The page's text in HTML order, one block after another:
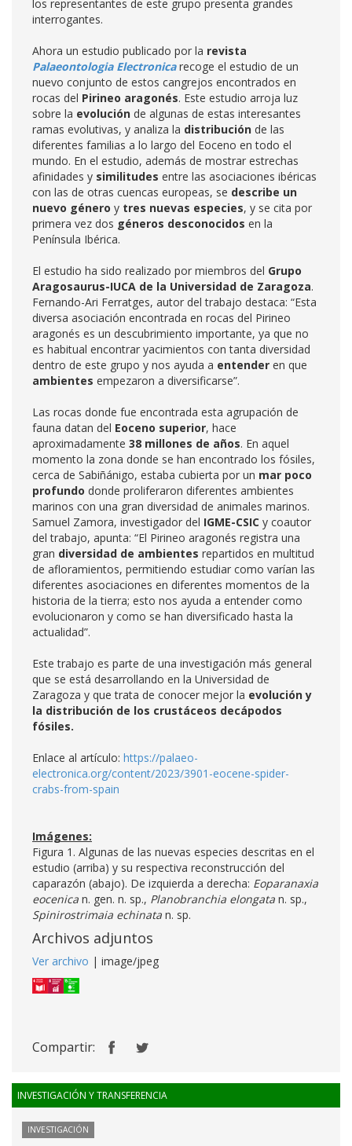
los representantes de este grupo presenta grandes
interrogantes.
Ahora un estudio publicado por la revista
Palaeontologia Electronicarecoge el estudio de un
nuevo conjunto de estos cangrejos encontrados en
rocas del Pirineo aragonés. Este estudio arroja luz
sobre la evolución de algunas de estas interesantes
ramas evolutivas, y analiza la distribución de las
diferentes familias a lo largo del Eoceno en todo el
mundo. En el estudio, además de mostrar estrechas
afinidades y similitudes entre las asociaciones ibéricas
con las de otras cuencas europeas, se describe un
nuevo género y tres nuevas especies, y se cita por
primera vez dos géneros desconocidos en la
Península Ibérica.
El estudio ha sido realizado por miembros del Grupo
Aragosaurus-IUCA de la Universidad de Zaragoza.
Fernando-Ari Ferratges, autor del trabajo destaca: “Esta
diversa asociación encontrada en rocas del Pirineo
aragonés es un descubrimiento importante, ya que no
es habitual encontrar yacimientos con tanta diversidad
dentro de este grupo y nos ayuda a entender en que
ambientes empezaron a diversificarse”.
Las rocas donde fue encontrada esta agrupación de
fauna datan del Eoceno superior, hace
aproximadamente 38 millones de años. En aquel
momento la zona donde se han encontrado los fósiles,
cerca de Sabiñánigo, estaba cubierta por un mar poco
profundo donde proliferaron diferentes ambientes
marinos con una gran diversidad de animales marinos.
Samuel Zamora, investigador del IGME-CSIC y coautor
del trabajo, apunta: “El Pirineo aragonés registra una
gran diversidad de ambientes repartidos en multitud
de afloramientos, permitiendo estudiar como varían las
diferentes asociaciones en diferentes momentos de la
historia de la tierra; esto nos ayuda a entender como
evolucionaron y como se han diversificado hasta la
actualidad”.
Este trabajo es parte de una investigación más general
que se está desarrollando en la Universidad de
Zaragoza y que trata de conocer mejor la evolución y
la distribución de los crustáceos decápodos
fósiles.
Enlace al artículo: https://palaeo-
electronica.org/content/2023/3901-eocene-spider-
crabs-from-spain
Imágenes:
Figura 1. Algunas de las nuevas especies descritas en el
estudio (arriba) y su respectiva reconstrucción del
caparazón (abajo). De izquierda a derecha: Eoparanaxia
eocenica n. gen. n. sp., Planobranchia elongata n. sp.,
Spinirostrimaia echinata n. sp.
Archivos adjuntos
Ver archivo | image/jpeg
Compartir:
INVESTIGACIÓN Y TRANSFERENCIA
INVESTIGACIÓN